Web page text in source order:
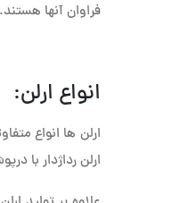
فراوان آنها هستند.
انواع ارلن:
ارلن ها انواع
ارلن رداژدار با